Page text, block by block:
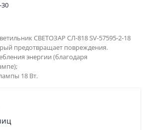
30
СВЕТОЗАР СЛ-818 SV-57595-2-18
предотвращает повреждения.
энергии (благодаря
18 Вт.